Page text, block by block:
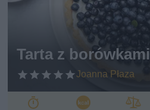
Tarta z borówkami
Joanna Płaza